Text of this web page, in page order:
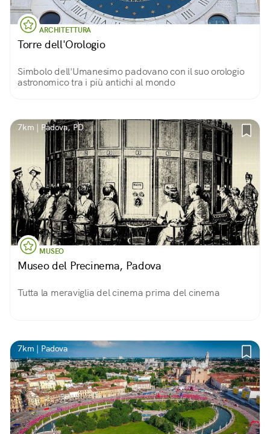
ARCHITETTURA
Torre dell'Orologio
Simbolo dell'Umanesimo padovano con il suo orologio
astronomico tra i più antichi al mondo
7km | Padova, PD
MUSEO
Museo del Precinema, Padova
Tutta la meraviglia del cinema prima del cinema
7km | Padova